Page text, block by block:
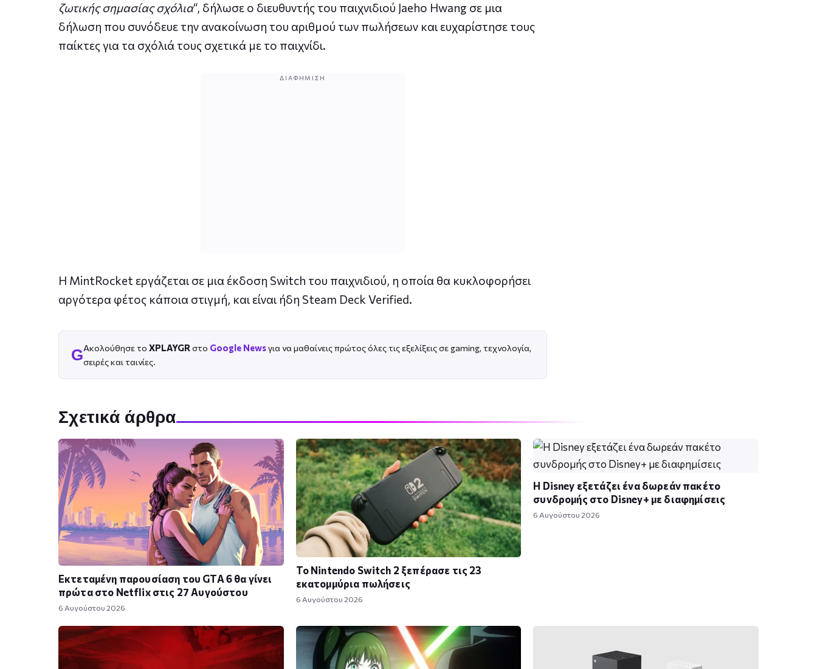
ζωτικής σημασίας σχόλια“, δήλωσε ο διευθυντής του παιχνιδιού Jaeho Hwang σε μια
δήλωση που συνόδευε την ανακοίνωση του αριθμού των πωλήσεων και ευχαρίστησε τους
παίκτες για τα σχόλιά τους σχετικά με το παιχνίδι.
ΔΙΑΦΉΜΙΣΗ
Η MintRocket εργάζεται σε μια έκδοση Switch του παιχνιδιού, η οποία θα κυκλοφορήσει
αργότερα φέτος κάποια στιγμή, και είναι ήδη Steam Deck Verified.
GΑκολούθησε το XPLAYGR στο Google Newsγια να μαθαίνεις πρώτος όλες τις εξελίξεις σε gaming, τεχνολογία,
σειρές και ταινίες.
Σχετικά άρθρα
Εκτεταμένη παρουσίαση του GTA 6 θα γίνει
πρώτα στο Netflix στις 27 Αυγούστου
6 Αυγούστου 2026
Το Nintendo Switch 2 ξεπέρασε τις 23
εκατομμύρια πωλήσεις
6 Αυγούστου 2026
Η Disney εξετάζει ένα δωρεάν πακέτο
συνδρομής στο Disney+ με διαφημίσεις
6 Αυγούστου 2026